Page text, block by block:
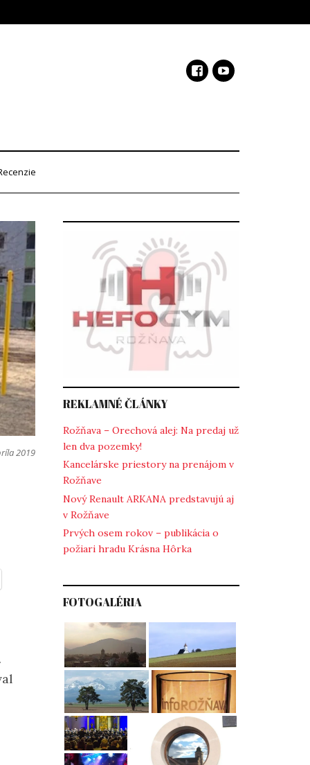
2019
REKLAMNÉ ČLÁNKY
Rožňava – Orechová alej: Na predaj už
len dva pozemky!
Kancelárske priestory na prenájom v
Rožňave
Nový Renault ARKANA predstavujú aj
v Rožňave
Prvých osem rokov – publikácia o
požiari hradu Krásna Hôrka
FOTOGALÉRIA